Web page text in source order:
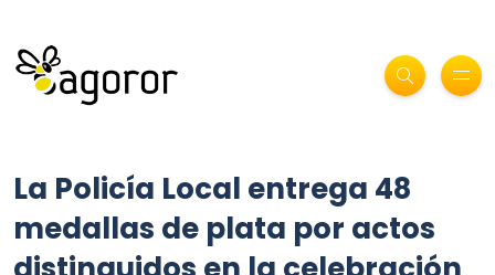
La Policía Local entrega 48
medallas de plata por actos